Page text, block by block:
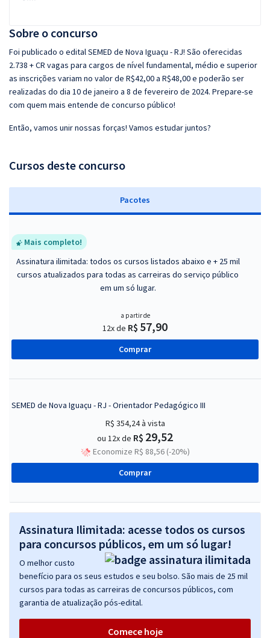
Sobre o concurso
Foi publicado o edital SEMED de Nova Iguaçu - RJ! São oferecidas
2.738 + CR vagas para cargos de nível fundamental, médio e superior
as inscrições variam no valor de R$42,00 a R$48,00 e poderão ser
realizadas do dia 10 de janeiro a 8 de fevereiro de 2024. Prepare-se
com quem mais entende de concurso público!
Então, vamos unir nossas forças! Vamos estudar juntos?
Cursos deste concurso
Pacotes
Mais completo!
Assinatura ilimitada: todos os cursos listados abaixo e + 25 mil
cursos atualizados para todas as carreiras do serviço público
em um só lugar.
a partir de
12x de R$ 57,90
Comprar
SEMED de Nova Iguaçu - RJ - Orientador Pedagógico III
R$ 354,24à vista
ou 12x de R$ 29,52
Economize R$ 88,56 (-20%)
Comprar
Assinatura Ilimitada: acesse todos os cursos
para concursos públicos, em um só lugar!
O melhor custo
benefício para os seus estudos e seu bolso. São mais de 25 mil
cursos para todas as carreiras de concursos públicos, com
garantia de atualização pós-edital.
Comece hoje